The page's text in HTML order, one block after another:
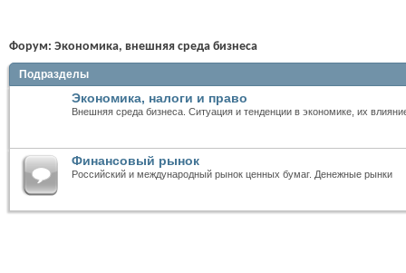
Форум: Экономика, внешняя среда бизнеса
Подразделы
Экономика, налоги и право
Внешняя среда бизнеса. Ситуация и тенденции в экономике, их
Финансовый рынок
Российский и международный рынок ценных бумаг. Денежные рынки